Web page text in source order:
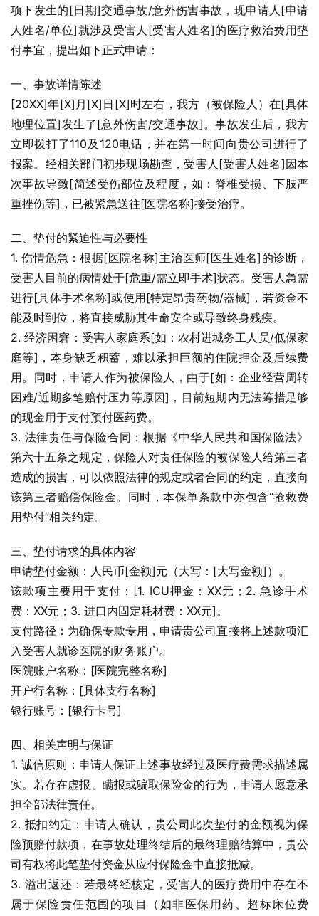
项下发生的[日期]交通事故/意外伤害事故，现申请人[申请
人姓名/单位]就涉及受害人[受害人姓名]的医疗救治费用垫
付事宜，提出如下正式申请：
一、事故详情陈述
[20XX]年[X]月[X]日[X]时左右，我方（被保险人）在[具体
地理位置]发生了[意外伤害/交通事故]。事故发生后，我方
立即拨打了110及120电话，并在第一时间向贵公司进行了
报案。经相关部门初步现场勘查，受害人[受害人姓名]因本
次事故导致[简述受伤部位及程度，如：脊椎受损、下肢严
重挫伤等]，已被紧急送往[医院名称]接受治疗。
二、垫付的紧迫性与必要性
1. 伤情危急：根据[医院名称]主治医师[医生姓名]的诊断，
受害人目前的病情处于[危重/需立即手术]状态。受害人急需
进行[具体手术名称]或使用[特定昂贵药物/器械]，若资金不
能及时到位，将直接威胁其生命安全或导致终身残疾。
2. 经济困窘：受害人家庭系[如：农村进城务工人员/低保家
庭等]，本身缺乏积蓄，难以承担巨额的住院押金及后续费
用。同时，申请人作为被保险人，由于[如：企业经营周转
困难/近期多笔赔付压力等原因]，目前短期内无法筹措足够
的现金用于支付预付医药费。
3. 法律责任与保险合同：根据《中华人民共和国保险法》
第六十五条之规定，保险人对责任保险的被保险人给第三者
造成的损害，可以依照法律的规定或者合同的约定，直接向
该第三者赔偿保险金。同时，本保单条款中亦包含“抢救费
用垫付”相关约定。
三、垫付请求的具体内容
申请垫付金额：人民币[金额]元（大写：[大写金额]）。
该款项主要用于支付：[1. ICU押金：XX元；2. 急诊手术
费：XX元；3. 进口内固定耗材费：XX元]。
支付路径：为确保专款专用，申请贵公司直接将上述款项汇
入受害人就诊医院的财务账户。
医院账户名称：[医院完整名称]
开户行名称：[具体支行名称]
银行账号：[银行卡号]
四、相关声明与保证
1. 诚信原则：申请人保证上述事故经过及医疗费需求描述属
实。若存在虚报、瞒报或骗取保险金的行为，申请人愿意承
担全部法律责任。
2. 抵扣约定：申请人确认，贵公司此次垫付的金额视为保
险预赔付款项，在事故处理终结后的最终理赔结算中，贵公
司有权将此笔垫付资金从应付保险金中直接抵减。
3. 溢出返还：若最终经核定，受害人的医疗费用中存在不
属于保险责任范围的项目（如非医保用药、超标床位费